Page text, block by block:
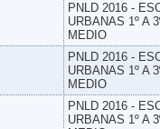
PNLD 2016 -
URBANAS 1º A
MEDIO
PNLD 2016 -
URBANAS 1º A
MEDIO
PNLD 2016 -
URBANAS 1º A